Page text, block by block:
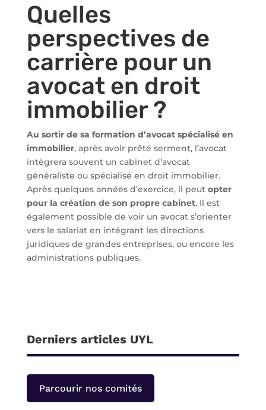
Quelles
perspectives de
carrière pour un
avocat en droit
immobilier ?
Au sortir de sa formation d’avocat spécialisé en
immobilier, après avoir prêté serment, l’avocat
intègrera souvent un cabinet d’avocat
généraliste ou spécialisé en droit immobilier.
Après quelques années d’exercice, il peut opter
pour la création de son propre cabinet. Il est
également possible de voir un avocat s’orienter
vers le salariat en intégrant les directions
juridiques de grandes entreprises, ou encore les
administrations publiques.
Derniers articles UYL
Parcourir nos comités